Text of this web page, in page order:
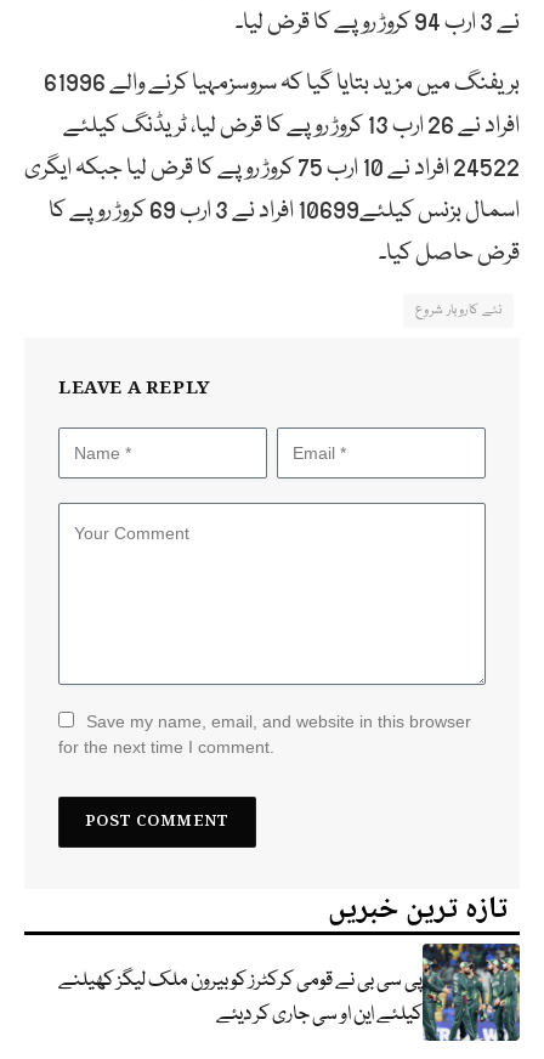
نے 3 ارب 94 کروڑ روپے کا قرض لیا۔
بریفنگ میں مزید بتایا گیا کہ سروسزمہیا کرنے والے 61996
افراد نے 26 ارب 13 کروڑ روپے کا قرض لیا، ٹریڈنگ کیلئے
24522 افراد نے 10 ارب 75 کروڑ روپے کا قرض لیا جبکہ ایگری
اسمال بزنس کیلئے10699 افراد نے 3 ارب 69 کروڑ روپے کا
قرض حاصل کیا۔
نئے کاروبار شروع
LEAVE A REPLY
Save my name, email, and website in this browser
for the next time I comment.
تازہ ترین خبریں
پی سی بی نے قومی کرکٹرز کو بیرون ملک لیگز کھیلنے
کیلئے این او سی جاری کر دیئے